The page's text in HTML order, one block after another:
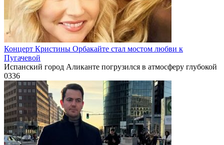
Концерт Кристины Орбакайте стал мостом любви к
Пугачевой
Испанский город Аликанте погрузился в атмосферу глубокой
0336